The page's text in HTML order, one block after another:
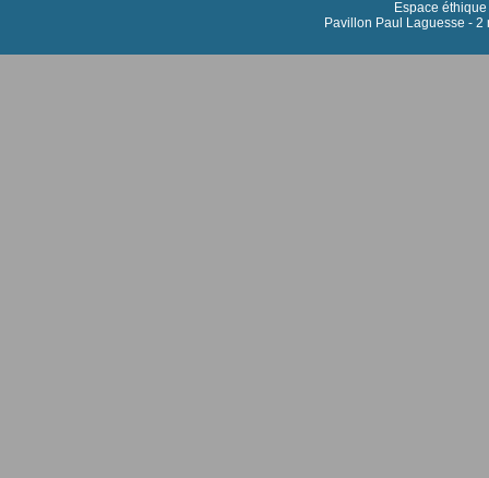
Espace
Pavillon Paul Laguesse -